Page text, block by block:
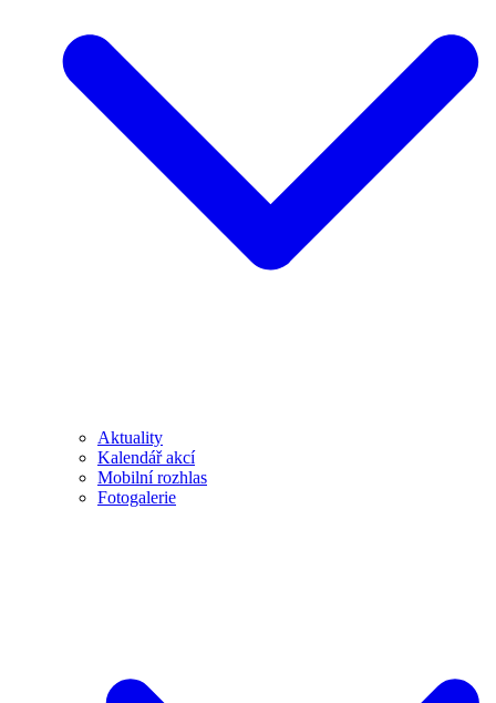
Aktuality
Kalendář akcí
Mobilní rozhlas
Fotogalerie